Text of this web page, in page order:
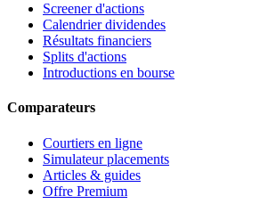
Screener d'actions
Calendrier dividendes
Résultats financiers
Splits d'actions
Introductions en bourse
Comparateurs
Courtiers en ligne
Simulateur placements
Articles & guides
Offre Premium